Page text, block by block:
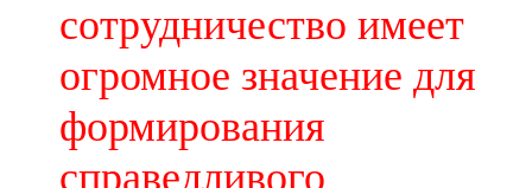
сотрудничество имеет
огромное значение для
формирования
справедливого